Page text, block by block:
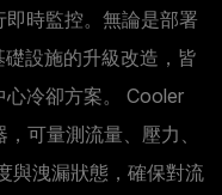
時監控。無論是部署
設施的升級改造，皆
冷卻方案。 Cooler
可量測流量、壓力、
與洩漏狀態，確保對流